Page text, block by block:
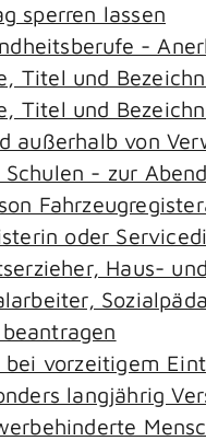
sperren lassen
-
Titel und
Titel und
außerhalb von
- zur
oder
Haus-
vorzeitigem
langjährig